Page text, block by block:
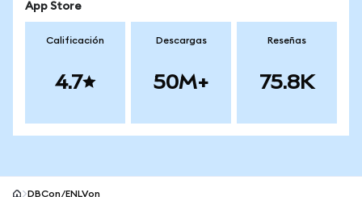
App Store
Calificación
4.7
Descargas
50M+
Reseñas
75.8K
DBCon/ENLVon